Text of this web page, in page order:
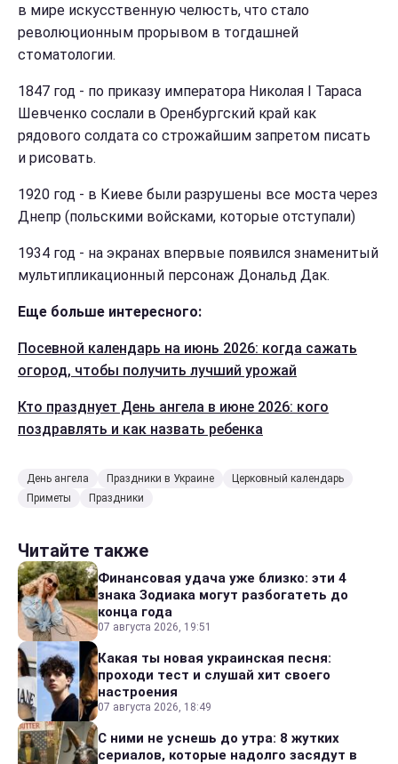
в мире искусственную челюсть, что стало
революционным прорывом в тогдашней
стоматологии.
1847 год - по приказу императора Николая I Тараса
Шевченко сослали в Оренбургский край как
рядового солдата со строжайшим запретом писать
и рисовать.
1920 год - в Киеве были разрушены все моста через
Днепр (польскими войсками, которые отступали)
1934 год - на экранах впервые появился знаменитый
мультипликационный персонаж Дональд Дак.
Еще больше интересного:
Посевной календарь на июнь 2026: когда сажать
огород, чтобы получить лучший урожай
Кто празднует День ангела в июне 2026: кого
поздравлять и как назвать ребенка
День ангела Праздники в Украине
Церковный календарь
Приметы
Праздники
Читайте также
Финансовая удача уже близко: эти 4
знака Зодиака могут разбогатеть до
конца года
07 августа 2026, 19:51
Какая ты новая украинская песня:
проходи тест и слушай хит своего
настроения
07 августа 2026, 18:49
С ними не уснешь до утра: 8 жутких
сериалов, которые надолго засядут в